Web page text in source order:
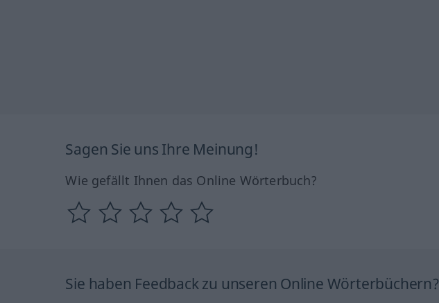
Sagen Sie uns Ihre Meinung!
Wie gefällt Ihnen das Online Wörterbuch?
Sie haben Feedback zu unseren Online Wörterbüchern?